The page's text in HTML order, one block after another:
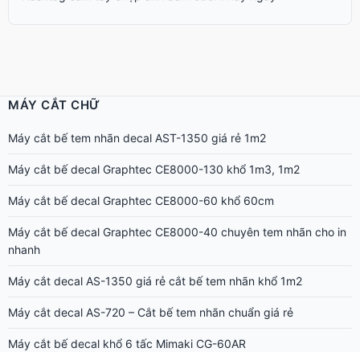
MÁY CẮT CHỮ
Máy cắt bế tem nhãn decal AST-1350 giá rẻ 1m2
Máy cắt bế decal Graphtec CE8000-130 khổ 1m3, 1m2
Máy cắt bế decal Graphtec CE8000-60 khổ 60cm
Máy cắt bế decal Graphtec CE8000-40 chuyên tem nhãn cho in
nhanh
Máy cắt decal AS-1350 giá rẻ cắt bế tem nhãn khổ 1m2
Máy cắt decal AS-720 – Cắt bế tem nhãn chuẩn giá rẻ
Máy cắt bế decal khổ 6 tấc Mimaki CG-60AR